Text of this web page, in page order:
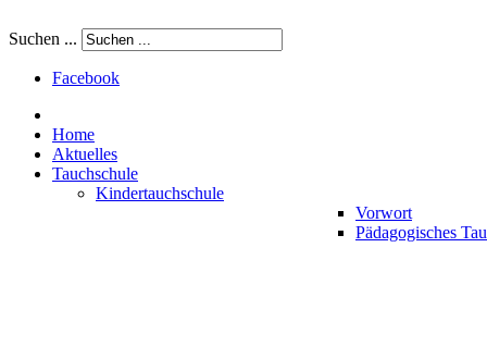
Suchen ...
Facebook
Home
Aktuelles
Tauchschule
Kindertauchschule
Vorwort
Pädagogisches